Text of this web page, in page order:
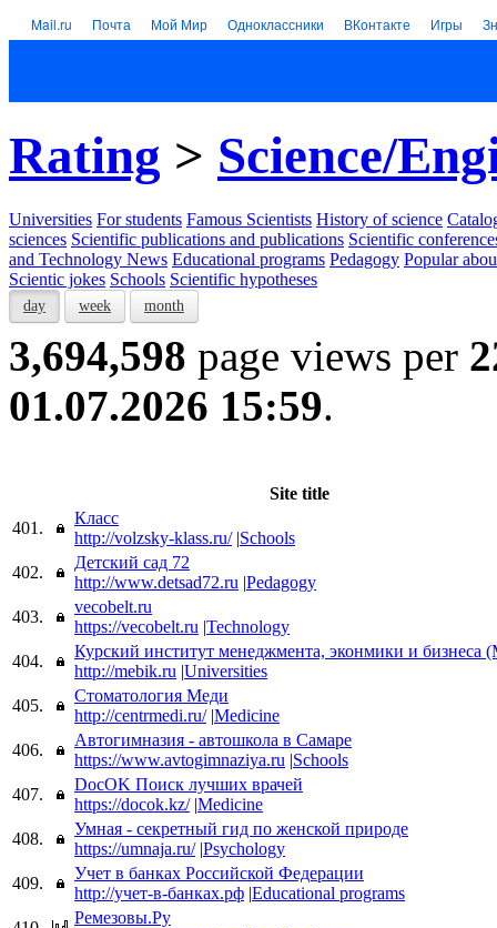
Mail.ru Почта Мой Мир Одноклассники ВКонтакте Игры
Rating > Science/
Universities For students Famous Scientists History of science
sciences Scientific publications and publications Scientific
and Technology News Educational programs Pedagogy Popular
Scientic jokes Schools Scientific hypotheses
day week month
3,694,598 page views per
01.07.2026 15:59.
Site title
401.
Класс
http://volzsky-klass.ru/ |Schools
402.
Детский сад 72
http://www.detsad72.ru |Pedagogy
403.
vecobelt.ru
https://vecobelt.ru |Technology
404.
Курский институт менеджмента, эконмики и
http://mebik.ru |Universities
405.
Стоматология Меди
http://centrmedi.ru/ |Medicine
406.
Автогимназия - автошкола в Самаре
https://www.avtogimnaziya.ru |Schools
407.
DocOK Поиск лучших врачей
https://docok.kz/ |Medicine
408.
Умная - секретный гид по женской природе
https://umnaja.ru/ |Psychology
409.
Учет в банках Российской Федерации
http://учет-в-банках.рф |Educational programs
Ремезовы.Ру